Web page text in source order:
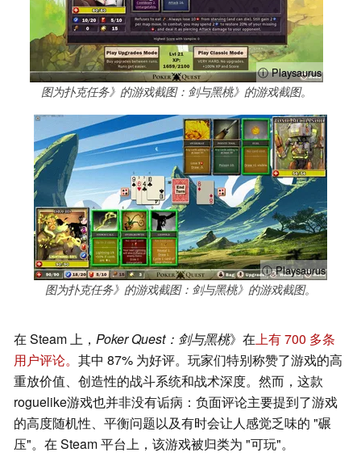
ⓘ Playsaurus
图为扑克任务》的游戏截图：剑与黑桃》的游戏截图。
ⓘ Playsaurus
图为扑克任务》的游戏截图：剑与黑桃》的游戏截图。
在 Steam 上， Poker Quest：剑与黑桃》在上有 700 多条
用户评论。 其中 87% 为好评。玩家们特别称赞了游戏的高
重放价值、创造性的战斗系统和战术深度。然而，这款
roguelike游戏也并非没有诟病：负面评论主要提到了游戏
的高度随机性、平衡问题以及有时会让人感觉乏味的 "碾
压"。在 Steam 平台上，该游戏被归类为 "可玩"。